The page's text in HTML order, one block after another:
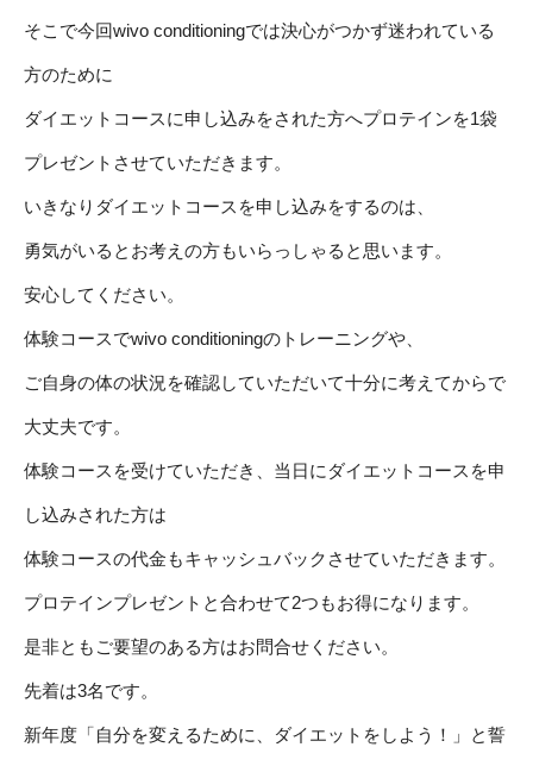
そこで今回wivo conditioningでは決心がつかず迷われている
方のために
ダイエットコースに申し込みをされた方へプロテインを1袋
プレゼントさせていただきます。
いきなりダイエットコースを申し込みをするのは、
勇気がいるとお考えの方もいらっしゃると思います。
安心してください。
体験コースでwivo conditioningのトレーニングや、
ご自身の体の状況を確認していただいて十分に考えてからで
大丈夫です。
体験コースを受けていただき、当日にダイエットコースを申
し込みされた方は
体験コースの代金もキャッシュバックさせていただきます。
プロテインプレゼントと合わせて2つもお得になります。
是非ともご要望のある方はお問合せください。
先着は3名です。
新年度「自分を変えるために、ダイエットをしよう！」と誓